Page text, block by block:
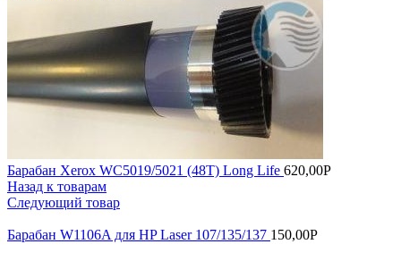
Барабан Xerox WC5019/5021 (48T) Long Life 620,00Р
Назад к товарам
Следующий товар
Барабан W1106A для HP Laser 107/135/137 150,00Р